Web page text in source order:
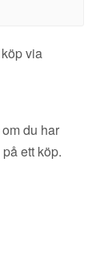
via
du har
ett köp.